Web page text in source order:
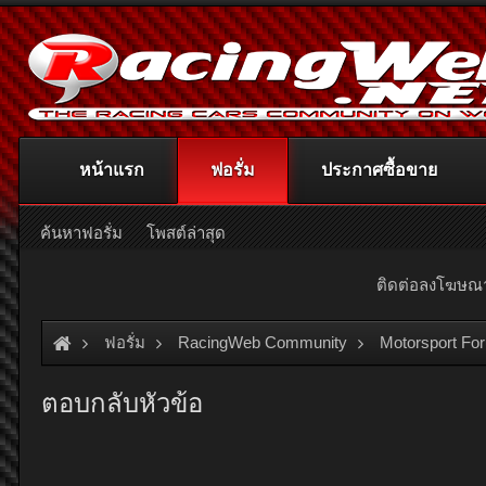
ติดต่อลงโฆษ
ฟอรั่ม RacingWeb Community Motorsport
ตอบกลับหัวข้อ
หน้าแรก ฟอรั่ม
ค้นหาฟอรั่ม โพสต์ล่าสุด
ประกาศซื้อขาย